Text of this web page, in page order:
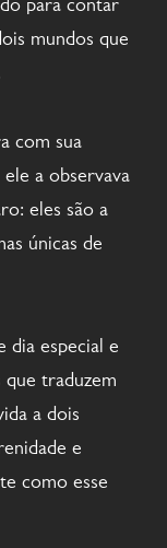
para contar
mundos que
com sua
a observava
eles são a
únicas de
dia especial e
que traduzem
a dois
e
como esse